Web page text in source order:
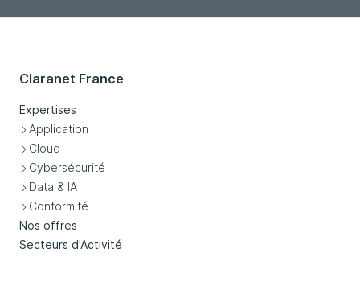
Claranet France
Expertises
Application
Cloud
Cybersécurité
Data & IA
Conformité
Nos offres
Secteurs d'Activité